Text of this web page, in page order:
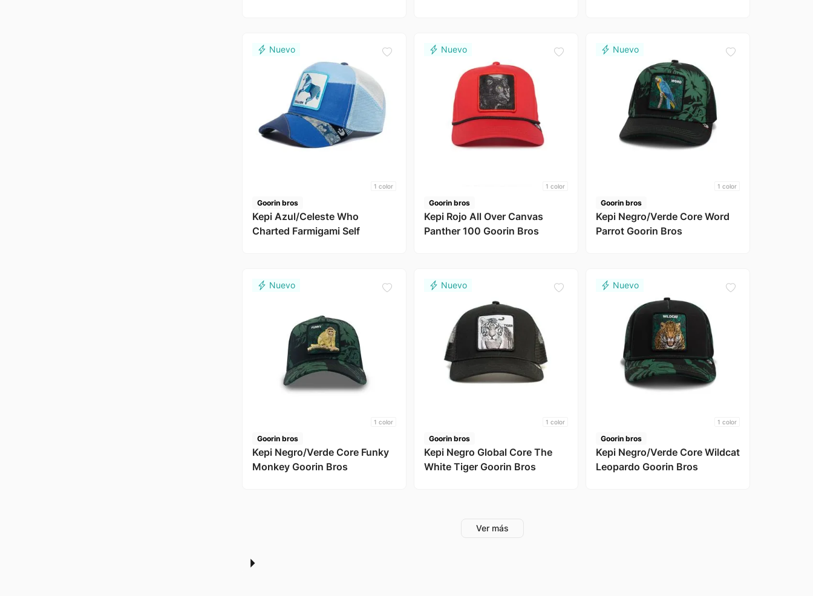
1 color
Goorin bros
Kepi Azul/Celeste Who
Charted Farmigami Self
1 color
Goorin bros
Kepi Rojo All Over Canvas
Panther 100 Goorin Bros
1 color
Goorin bros
Kepi Negro/Verde Core Word
Parrot Goorin Bros
1 color
Goorin bros
Kepi Negro/Verde Core Funky
Monkey Goorin Bros
1 color
Goorin bros
Kepi Negro Global Core The
White Tiger Goorin Bros
1 color
Goorin bros
Kepi Negro/Verde Core Wildcat
Leopardo Goorin Bros